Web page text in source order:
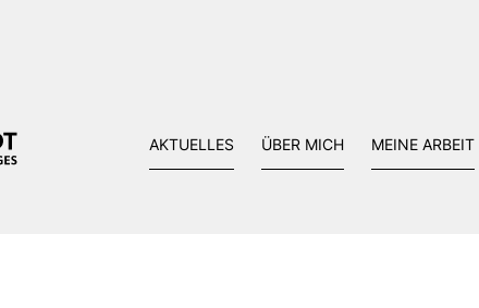
AKTUELLES ÜBER MICH MEINE ARBEIT